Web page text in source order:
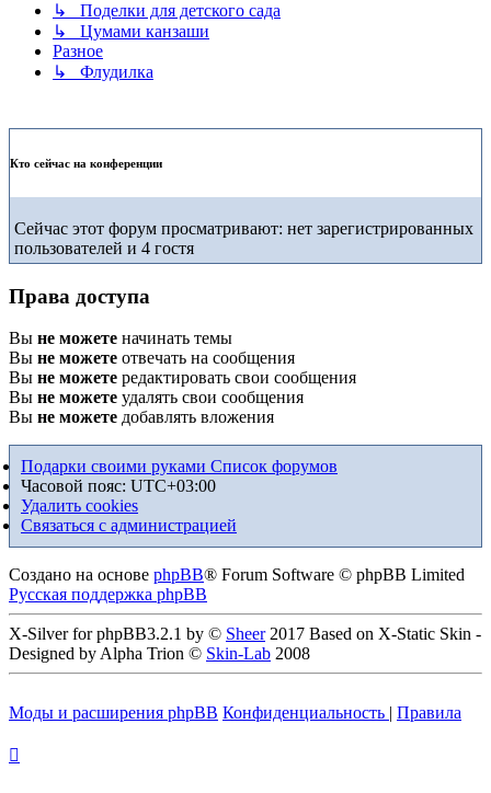
↳ Поделки для детского сада
↳ Цумами канзаши
Разное
↳ Флудилка
Кто сейчас на конференции
Сейчас этот форум просматривают: нет зарегистрированных
пользователей и 4 гостя
Права доступа
Вы не можете начинать темы
Вы не можете отвечать на сообщения
Вы не можете редактировать свои сообщения
Вы не можете удалять свои сообщения
Вы не можете добавлять вложения
Подарки своими руками Список форумов
Часовой пояс: UTC+03:00
Удалить cookies
Связаться с администрацией
Создано на основе phpBB® Forum Software © phpBB Limited
Русская поддержка phpBB
X-Silver for phpBB3.2.1 by © Sheer2017 Based on X-Static Skin -
Designed by Alpha Trion © Skin-Lab 2008
Моды и расширения phpBB Конфиденциальность | Правила